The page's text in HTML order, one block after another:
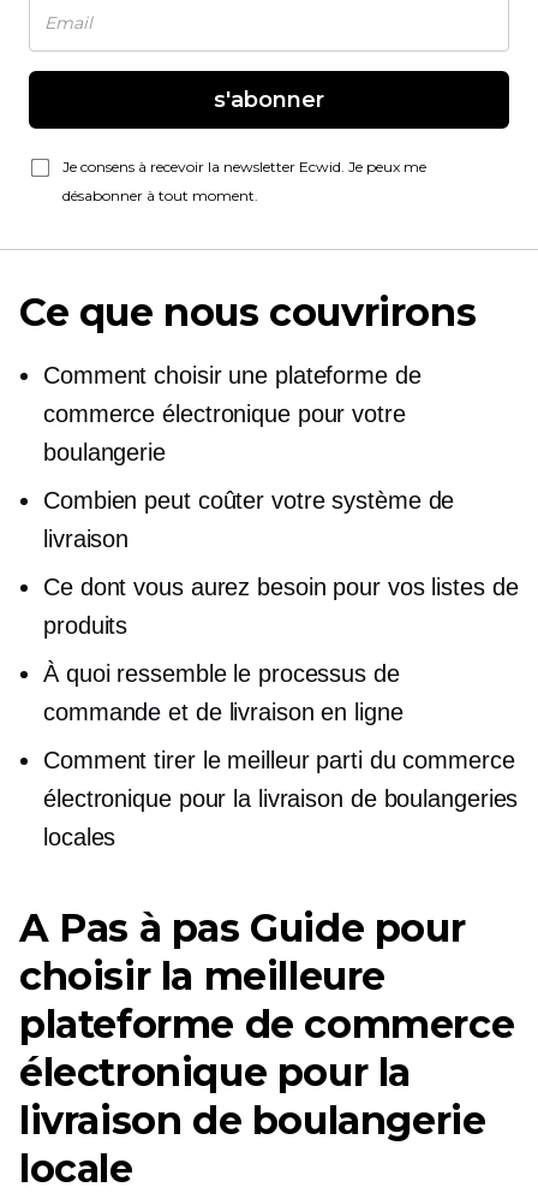
s'abonner
Je consens à recevoir la newsletter Ecwid. Je peux me
désabonner à tout moment.
Ce que nous couvrirons
Comment choisir une plateforme de
commerce électronique pour votre
boulangerie
Combien peut coûter votre système de
livraison
Ce dont vous aurez besoin pour vos listes de
produits
À quoi ressemble le processus de
commande et de livraison en ligne
Comment tirer le meilleur parti du commerce
électronique pour la livraison de boulangeries
locales
A Pas à pas Guide pour
choisir la meilleure
plateforme de commerce
électronique pour la
livraison de boulangerie
locale